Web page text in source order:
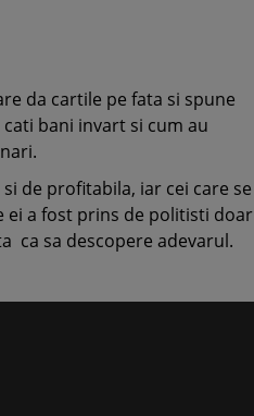
da cartile pe fata si spune
bani invart si cum au
de profitabila, iar cei care se
ei a fost prins de politisti doar
ca sa descopere adevarul.